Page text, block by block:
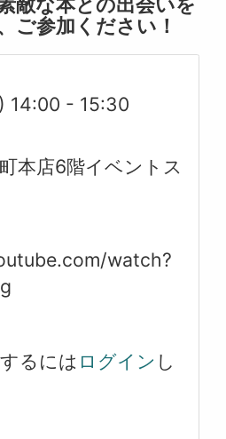
ご参加ください！
14:00 - 15:30
本店6階イベントス
watch?
るには ログイン し